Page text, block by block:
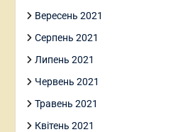
Вересень 2021
Серпень 2021
Липень 2021
Червень 2021
Травень 2021
Квітень 2021